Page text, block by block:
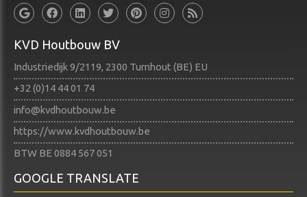
KVD Houtbouw BV
Industriedijk 9/2119, 2300 Turnhout (BE) EU
+32 (0)14 44 01 74​​​​​​​
info@kvdhoutbouw.be
https://www.kvdhoutbouw.be
BTW BE 0884 567 051
GOOGLE TRANSLATE